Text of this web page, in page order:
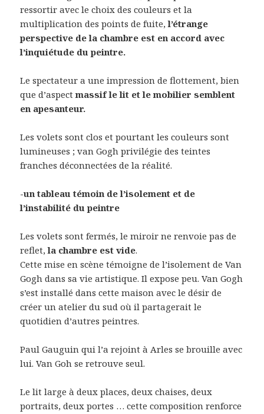
ressortir avec le choix des couleurs et la
multiplication des points de fuite,l’étrange
perspective de la chambre est en accord avec
l’inquiétude du peintre.
Le spectateur a une impression de flottement, bien
que d’aspectmassif le lit et le mobilier semblent
en apesanteur.
Les volets sont clos et pourtant les couleurs sont
lumineuses ; van Gogh privilégie des teintes
franches déconnectées de la réalité.
-un tableau témoin de l’isolement et de
l’instabilité du peintre
Les volets sont fermés, le miroir ne renvoie pas de
reflet,la chambre est vide.
Cette mise en scène témoigne de l’isolement de Van
Gogh dans sa vie artistique. Il expose peu. Van Gogh
s’est installé dans cette maison avec le désir de
créer un atelier du sud où il partagerait le
quotidien d’autres peintres.
Paul Gauguin qui l’a rejoint à Arles se brouille avec
lui. Van Goh se retrouve seul.
Le lit large à deux places, deux chaises, deux
portraits, deux portes … cette composition renforce